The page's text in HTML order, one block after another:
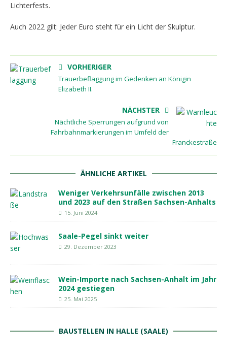
Lichterfests.
Auch 2022 gilt: Jeder Euro steht für ein Licht der Skulptur.
VORHERIGER
Trauerbeflaggung im Gedenken an Königin
Elizabeth II.
NÄCHSTER
Nächtliche Sperrungen aufgrund von
Fahrbahnmarkierungen im Umfeld der
Franckestraße
ÄHNLICHE ARTIKEL
Weniger Verkehrsunfälle zwischen 2013
und 2023 auf den Straßen Sachsen-Anhalts
15. Juni 2024
Saale-Pegel sinkt weiter
29. Dezember 2023
Wein-Importe nach Sachsen-Anhalt im Jahr
2024 gestiegen
25. Mai 2025
BAUSTELLEN IN HALLE (SAALE)